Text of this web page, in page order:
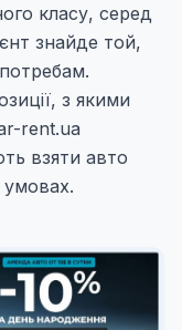
класу, серед
знайде той,
з якими
rent.ua
взяти авто